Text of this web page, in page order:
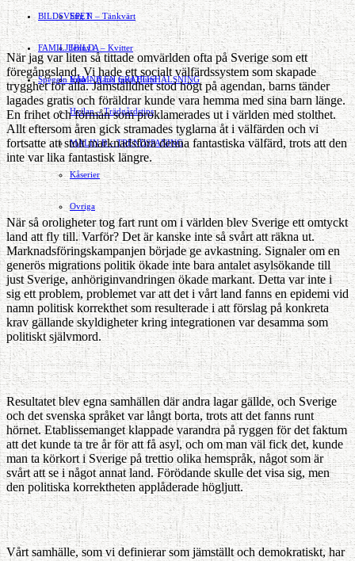
Stig N – Tänkvärt
Jenny A – Kvitter
Yrsa – Hand med Hund
Hvilan – Trädgårdstips
MALIN B – TRENDSPANING
Kåserier
Ovriga
BILDSVEPET
FAMILJEBILD
LÄMNA EN GRATTISHÄLSNING
Spegeln Info
När jag var liten så tittade omvärlden ofta på Sverige som ett
föregångsland. Vi hade ett socialt välfärdssystem som skapade
trygghet för alla. Jämställdhet stod högt på agendan, barns tänder
lagades gratis och föräldrar kunde vara hemma med sina barn länge.
En frihet och förmån som proklamerades ut i världen med stolthet.
Allt eftersom åren gick stramades tyglarna åt i välfärden och vi
fortsatte att stolt marknadsföra denna fantastiska välfärd, trots att den
inte var lika fantastisk längre.
När så oroligheter tog fart runt om i världen blev Sverige ett omtyckt
land att fly till. Varför? Det är kanske inte så svårt att räkna ut.
Marknadsföringskampanjen började ge avkastning. Signaler om en
generös migrations politik ökade inte bara antalet asylsökande till
just Sverige, anhöriginvandringen ökade markant. Detta var inte i
sig ett problem, problemet var att det i vårt land fanns en epidemi vid
namn politisk korrekthet som resulterade i att förslag på konkreta
krav gällande skyldigheter kring integrationen var desamma som
politiskt självmord.
Resultatet blev egna samhällen där andra lagar gällde, och Sverige
och det svenska språket var långt borta, trots att det fanns runt
hörnet. Etablissemanget klappade varandra på ryggen för det faktum
att det kunde ta tre år för att få asyl, och om man väl fick det, kunde
man ta körkort i Sverige på trettio olika hemspråk, något som är
svårt att se i något annat land. Förödande skulle det visa sig, men
den politiska korrektheten applåderade högljutt.
Vårt samhälle, som vi definierar som jämställt och demokratiskt, har